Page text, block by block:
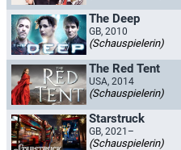
The Deep
GB, 2010
(Schauspielerin)
The Red Tent
USA, 2014
(Schauspielerin)
Starstruck
GB, 2021–
(Schauspielerin)